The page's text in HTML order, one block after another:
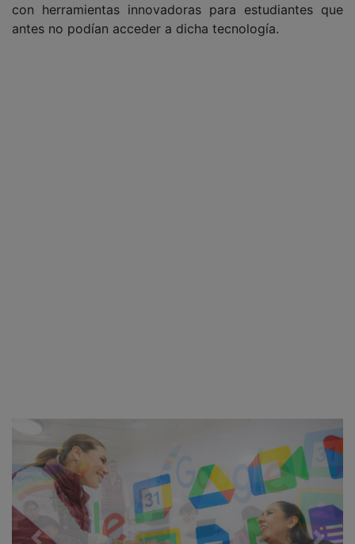
con herramientas innovadoras para estudiantes que
antes no podían acceder a dicha tecnología.